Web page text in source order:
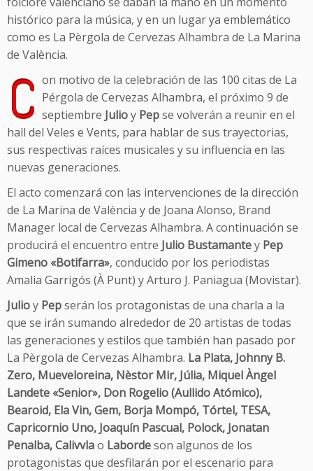
histórico para la música, y en un lugar ya emblemático
como es La Pèrgola de Cervezas Alhambra de La Marina
de València.
C on motivo de la celebración de las 100 citas de La
Pérgola de Cervezas Alhambra, el próximo 9 de
septiembre Julioy Pepse volverán a reunir en el
hall del Veles e Vents, para hablar de sus trayectorias,
sus respectivas raíces musicales y su influencia en las
nuevas generaciones.
El acto comenzará con las intervenciones de la dirección
de La Marina de València y de Joana Alonso, Brand
Manager local de Cervezas Alhambra. A continuación se
producirá el encuentro entre Julio Bustamantey Pep
Gimeno «Botifarra», conducido por los periodistas
Amalia Garrigós (À Punt) y Arturo J. Paniagua (Movistar).
Julioy Pepserán los protagonistas de una charla a la
que se irán sumando alrededor de 20 artistas de todas
las generaciones y estilos que también han pasado por
La Pèrgola de Cervezas Alhambra. La Plata, Johnny B.
Zero, Mueveloreina, Nèstor Mir, Júlia, Miquel Àngel
Landete «Senior», Don Rogelio (Aullido Atómico),
Bearoid, Ela Vin, Gem, Borja Mompó, Tórtel, TESA,
Capricornio Uno, Joaquín Pascual, Polock, Jonatan
Penalba, Calivvlao Labordeson algunos de los
protagonistas que desfilarán por el escenario para